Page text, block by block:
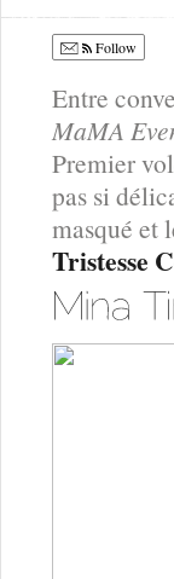
Follow
Entre
MaMA
Premier
pas si
masqué et
Tristesse